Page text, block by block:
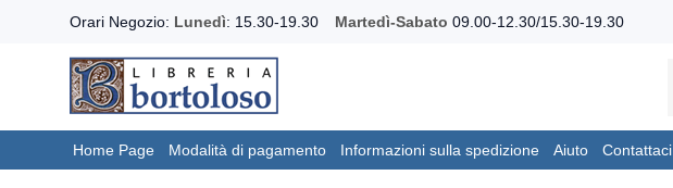
Orari Negozio: Lunedì: 15.30-19.30 Martedì-Sabato 09.00-12.30/15.30-19.30
Home Page Modalità di pagamento Informazioni sulla spedizione Aiuto Contattaci